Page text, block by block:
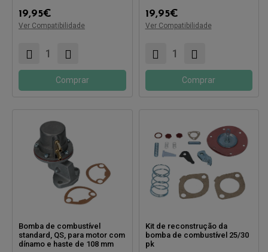
19,95€
Ver Compatibilidade
Comprar
19,95€
Ver Compatibilidade
Comprar
Bomba de combustível
standard, QS, para motor com
dínamo e haste de 108 mm
Kit de reconstrução da
bomba de combustível 25/30
pk